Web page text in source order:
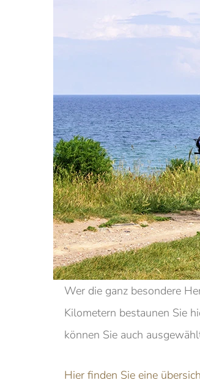
Wer die ganz besondere
Kilometern bestaunen Sie
können Sie auch
Hier finden Sie eine